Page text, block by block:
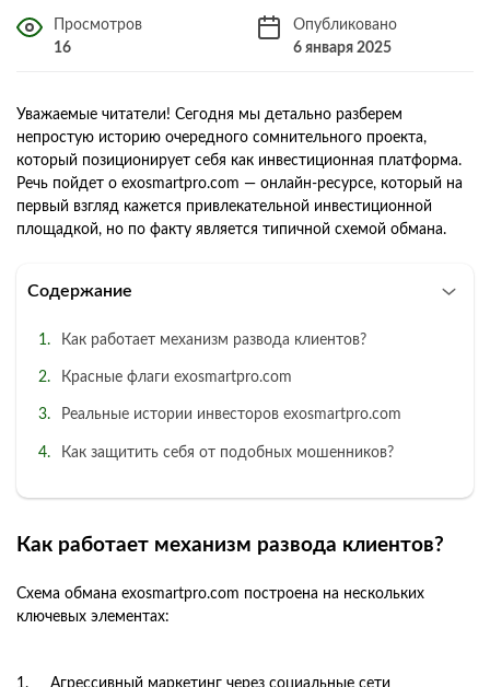
Просмотров
16
Опубликовано
6 января 2025
Уважаемые читатели! Сегодня мы детально разберем
непростую историю очередного сомнительного проекта,
который позиционирует себя как инвестиционная платформа.
Речь пойдет о exosmartpro.com — онлайн-ресурсе, который на
первый взгляд кажется привлекательной инвестиционной
площадкой, но по факту является типичной схемой обмана.
Содержание
Как работает механизм развода клиентов?
Красные флаги exosmartpro.com
Реальные истории инвесторов exosmartpro.com
Как защитить себя от подобных мошенников?
Как работает механизм развода клиентов?
Схема обмана exosmartpro.com построена на нескольких
ключевых элементах:
Агрессивный маркетинг через социальные сети